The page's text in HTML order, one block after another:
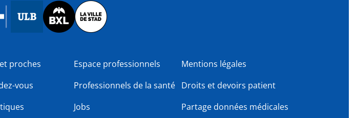
Image
proches
vous
Espace professionnels
Professionnels de la santé
Jobs
Mentions légales
Droits et devoirs patient
Partage données médicales